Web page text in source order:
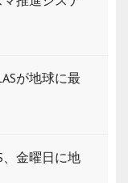
が地球に最
、金曜日に地